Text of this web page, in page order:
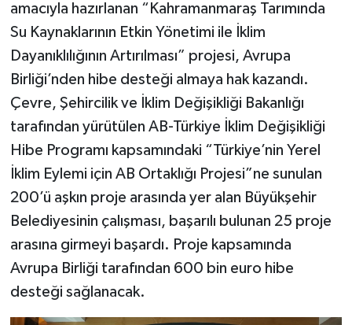
amacıyla hazırlanan “Kahramanmaraş Tarımında
Su Kaynaklarının Etkin Yönetimi ile İklim
Dayanıklılığının Artırılması” projesi, Avrupa
Birliği’nden hibe desteği almaya hak kazandı.
Çevre, Şehircilik ve İklim Değişikliği Bakanlığı
tarafından yürütülen AB-Türkiye İklim Değişikliği
Hibe Programı kapsamındaki “Türkiye’nin Yerel
İklim Eylemi için AB Ortaklığı Projesi”ne sunulan
200’ü aşkın proje arasında yer alan Büyükşehir
Belediyesinin çalışması, başarılı bulunan 25 proje
arasına girmeyi başardı. Proje kapsamında
Avrupa Birliği tarafından 600 bin euro hibe
desteği sağlanacak.